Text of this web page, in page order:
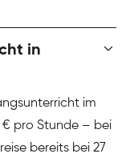
in
im
€ pro Stunde – bei
bereits bei 27